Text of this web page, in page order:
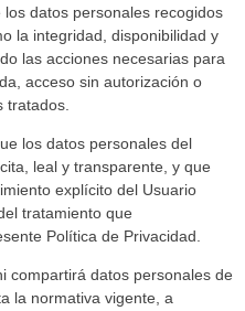
datos personales recogidos
la integridad, disponibilidad y
las acciones necesarias para
acceso sin autorización o
tratados.
los datos personales del
leal y transparente, y que
explícito del Usuario
tratamiento que
Política de Privacidad.
compartirá datos personales de
la normativa vigente, a